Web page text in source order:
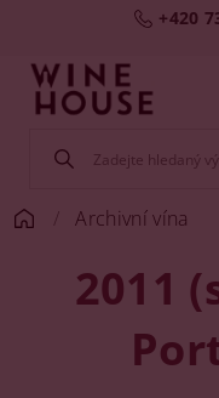
+420
Archivní vína
2011